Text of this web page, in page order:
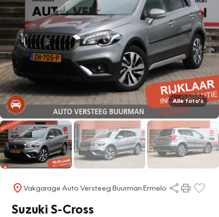
Alle foto's
Vakgarage Auto Versteeg Buurman Ermelo
Suzuki S-Cross